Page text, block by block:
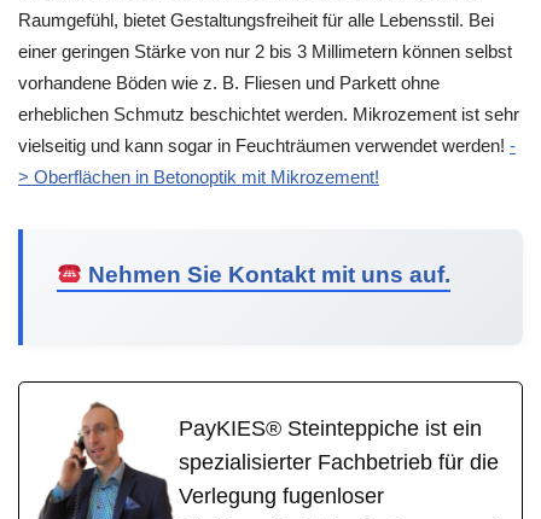
Raumgefühl, bietet Gestaltungsfreiheit für alle Lebensstil. Bei
einer geringen Stärke von nur 2 bis 3 Millimetern können selbst
vorhandene Böden wie z. B. Fliesen und Parkett ohne
erheblichen Schmutz beschichtet werden. Mikrozement ist sehr
vielseitig und kann sogar in Feuchträumen verwendet werden! -
> Oberflächen in Betonoptik mit Mikrozement!
Nehmen Sie Kontakt mit uns auf.
PayKIES® Steinteppiche ist ein
spezialisierter Fachbetrieb für die
Verlegung fugenloser